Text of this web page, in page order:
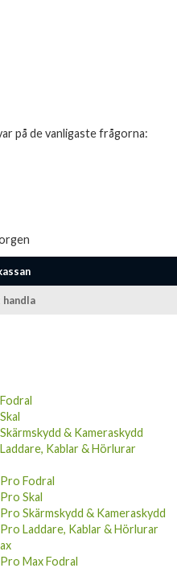
på de vanligaste frågorna:
& Kameraskydd
Kablar & Hörlurar
Fodral
Skal
Skärmskydd & Kameraskydd
Laddare, Kablar & Hörlurar
Max Fodral